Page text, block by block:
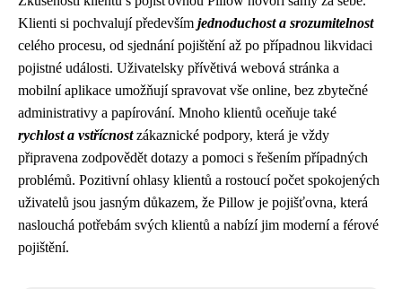
Klienti si pochvalují především jednoduchost a srozumitelnost
celého procesu, od sjednání pojištění až po případnou likvidaci
pojistné události. Uživatelsky přívětivá webová stránka a
mobilní aplikace umožňují spravovat vše online, bez zbytečné
administrativy a papírování. Mnoho klientů oceňuje také
rychlost a vstřícnostzákaznické podpory, která je vždy
připravena zodpovědět dotazy a pomoci s řešením případných
problémů. Pozitivní ohlasy klientů a rostoucí počet spokojených
uživatelů jsou jasným důkazem, že Pillow je pojišťovna, která
naslouchá potřebám svých klientů a nabízí jim moderní a férové
pojištění.